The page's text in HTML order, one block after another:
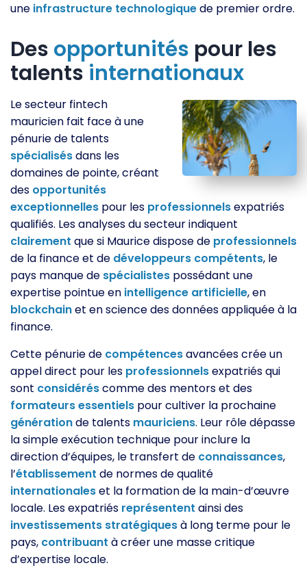
une infrastructure technologiquede premier ordre.
Des opportunités pour les
talents internationaux
Le secteur fintech
mauricien fait face à une
pénurie de talents
spécialisésdans les
domaines de pointe, créant
des opportunités
exceptionnelles pour les professionnelsexpatriés
qualifiés. Les analyses du secteur indiquent
clairement que si Maurice dispose de professionnels
de la finance et de développeurs compétents, le
pays manque de spécialistes possédant une
expertise pointue en intelligence artificielle, en
blockchainet en science des données appliquée à la
finance.
Cette pénurie de compétencesavancées crée un
appel direct pour les professionnelsexpatriés qui
sont considéréscomme des mentors et des
formateursessentiels pour cultiver la prochaine
générationde talents mauriciens. Leur rôle dépasse
la simple exécution technique pour inclure la
direction d’équipes, le transfert de connaissances,
l’établissement de normes de qualité
internationaleset la formation de la main-d’œuvre
locale. Les expatriés représentent ainsi des
investissements stratégiquesà long terme pour le
pays, contribuant à créer une masse critique
d’expertise locale.